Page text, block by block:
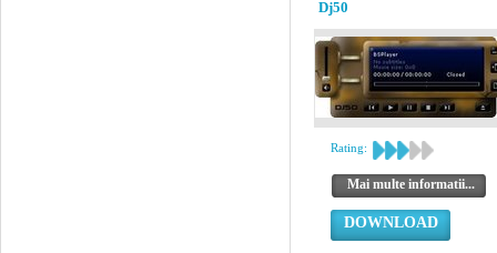
Dj50
Rating:
Mai multe informatii...
DOWNLOAD